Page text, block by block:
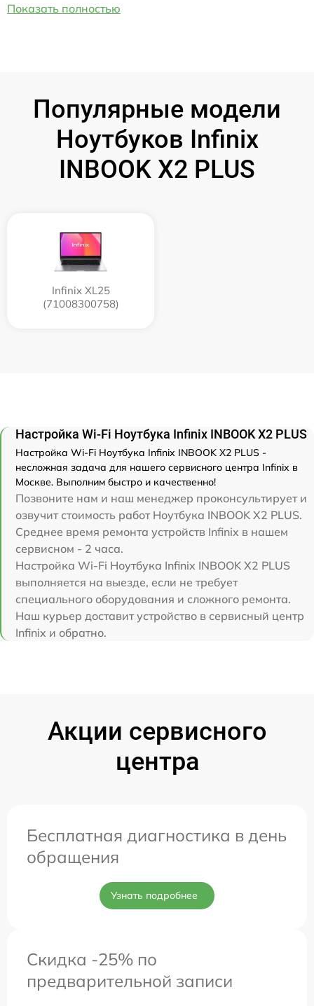
Показать полностью
Популярные модели
Ноутбуков Infinix
INBOOK X2 PLUS
Infinix XL25
(71008300758)
Настройка Wi-Fi Ноутбука Infinix INBOOK X2 PLUS
Настройка Wi-Fi Ноутбука Infinix INBOOK X2 PLUS -
несложная задача для нашего сервисного центра Infinix в
Москве. Выполним быстро и качественно!
Позвоните нам и наш менеджер проконсультирует и
озвучит стоимость работ Ноутбука INBOOK X2 PLUS.
Среднее время ремонта устройств Infinix в нашем
сервисном - 2 часа.
Настройка Wi-Fi Ноутбука Infinix INBOOK X2 PLUS
выполняется на выезде, если не требует
специального оборудования и сложного ремонта.
Наш курьер доставит устройство в сервисный центр
Infinix и обратно.
Акции сервисного
центра
Бесплатная диагностика в день
обращения
Узнать подробнее
Скидка -25% по
предварительной записи